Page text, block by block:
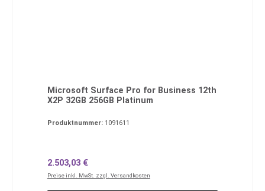
Microsoft Surface Pro for Business 12th
X2P 32GB 256GB Platinum
Produktnummer: 1091611
Regulärer Preis:
2.503,03 €
Preise inkl. MwSt. zzgl. Versandkosten